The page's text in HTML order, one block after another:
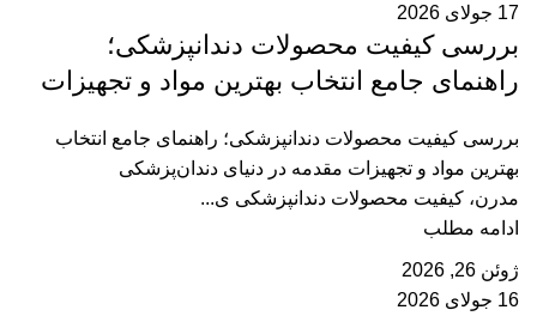
17 جولای 2026
بررسی کیفیت محصولات دندانپزشکی؛
راهنمای جامع انتخاب بهترین مواد و تجهیزات
بررسی کیفیت محصولات دندانپزشکی؛ راهنمای جامع انتخاب
بهترین مواد و تجهیزات مقدمه در دنیای دندان‌پزشکی
مدرن، کیفیت محصولات دندانپزشکی ی...
ادامه مطلب
ژوئن 26, 2026
16 جولای 2026